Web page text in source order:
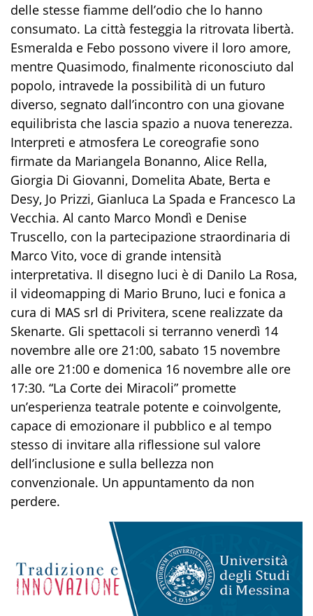
delle stesse fiamme dell’odio che lo hanno
consumato. La città festeggia la ritrovata libertà.
Esmeralda e Febo possono vivere il loro amore,
mentre Quasimodo, finalmente riconosciuto dal
popolo, intravede la possibilità di un futuro
diverso, segnato dall’incontro con una giovane
equilibrista che lascia spazio a nuova tenerezza.
Interpreti e atmosfera Le coreografie sono
firmate da Mariangela Bonanno, Alice Rella,
Giorgia Di Giovanni, Domelita Abate, Berta e
Desy, Jo Prizzi, Gianluca La Spada e Francesco La
Vecchia. Al canto Marco Mondì e Denise
Truscello, con la partecipazione straordinaria di
Marco Vito, voce di grande intensità
interpretativa. Il disegno luci è di Danilo La Rosa,
il videomapping di Mario Bruno, luci e fonica a
cura di MAS srl di Privitera, scene realizzate da
Skenarte. Gli spettacoli si terranno venerdì 14
novembre alle ore 21:00, sabato 15 novembre
alle ore 21:00 e domenica 16 novembre alle ore
17:30. “La Corte dei Miracoli” promette
un’esperienza teatrale potente e coinvolgente,
capace di emozionare il pubblico e al tempo
stesso di invitare alla riflessione sul valore
dell’inclusione e sulla bellezza non
convenzionale. Un appuntamento da non
perdere.